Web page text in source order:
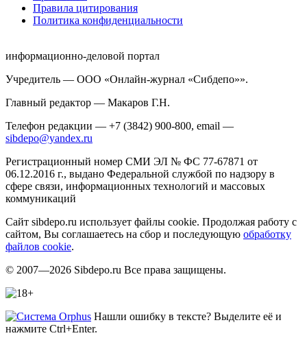
Правила цитирования
Политика конфиденциальности
информационно-деловой портал
Учредитель — ООО «Онлайн-журнал «Сибдепо»».
Главный редактор — Макаров Г.Н.
Телефон редакции — +7 (3842) 900-800, email —
sibdepo@yandex.ru
Регистрационный номер СМИ ЭЛ № ФС 77-67871 от
06.12.2016 г., выдано Федеральной службой по надзору в
сфере связи, информационных технологий и массовых
коммуникаций
Сайт sibdepo.ru использует файлы cookie. Продолжая работу с
сайтом, Вы соглашаетесь на сбор и последующую обработку
файлов cookie.
© 2007—2026 Sibdepo.ru Все права защищены.
Нашли ошибку в тексте? Выделите её и
нажмите Ctrl+Enter.